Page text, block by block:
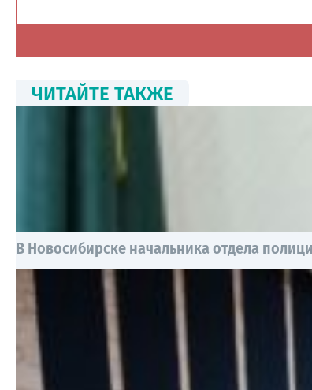
ЧИТАЙТЕ ТАКЖЕ
В Новосибирске начальника отдела